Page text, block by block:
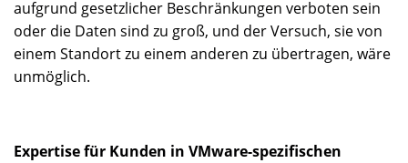
aufgrund gesetzlicher Beschränkungen verboten sein
oder die Daten sind zu groß, und der Versuch, sie von
einem Standort zu einem anderen zu übertragen, wäre
unmöglich.
Expertise für Kunden in VMware-spezifischen